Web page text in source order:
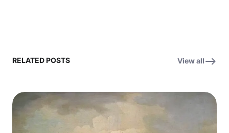
RELATED POSTS View all